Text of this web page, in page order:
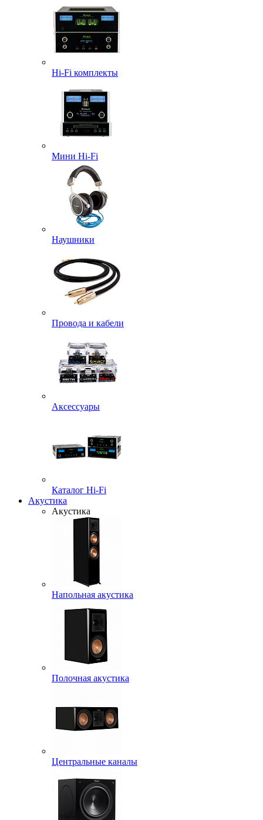
Hi-Fi комплекты
Мини Hi-Fi
Наушники
Провода и кабели
Аксессуары
Каталог Hi-Fi
Акустика
Акустика
Напольная акустика
Полочная акустика
Центральные каналы